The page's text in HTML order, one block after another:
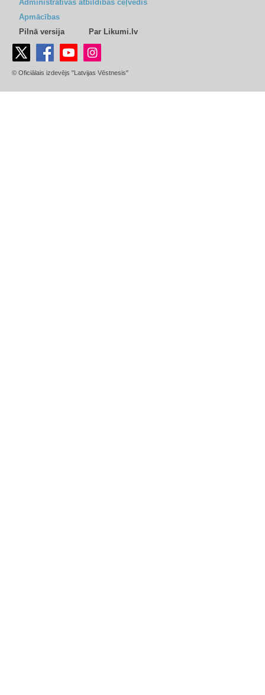
Administratīvās atbildības ceļvedis
Apmācības
Pilnā versija
Par Likumi.lv
© Oficiālais izdevējs "Latvijas Vēstnesis"